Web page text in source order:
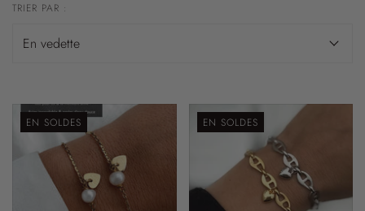
EN SOLDES EN SOLDES
TRIER PAR :